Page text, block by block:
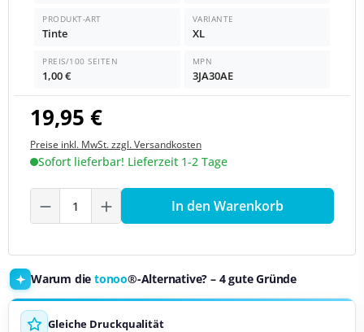
PRODUKT-ART
Tinte
VARIANTE
XL
PREIS/100 SEITEN
1,00 €
MPN
3JA30AE
19,95 €
Preise inkl. MwSt. zzgl. Versandkosten
Sofort lieferbar! Lieferzeit 1-2 Tage
Produkt Anzahl: Gib den
In den Warenkorb
Warum die tonoo®-Alternative? – 4 gute Gründe
Gleiche Druckqualität